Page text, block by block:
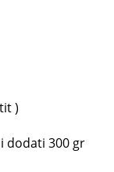
)
dodati 300 gr